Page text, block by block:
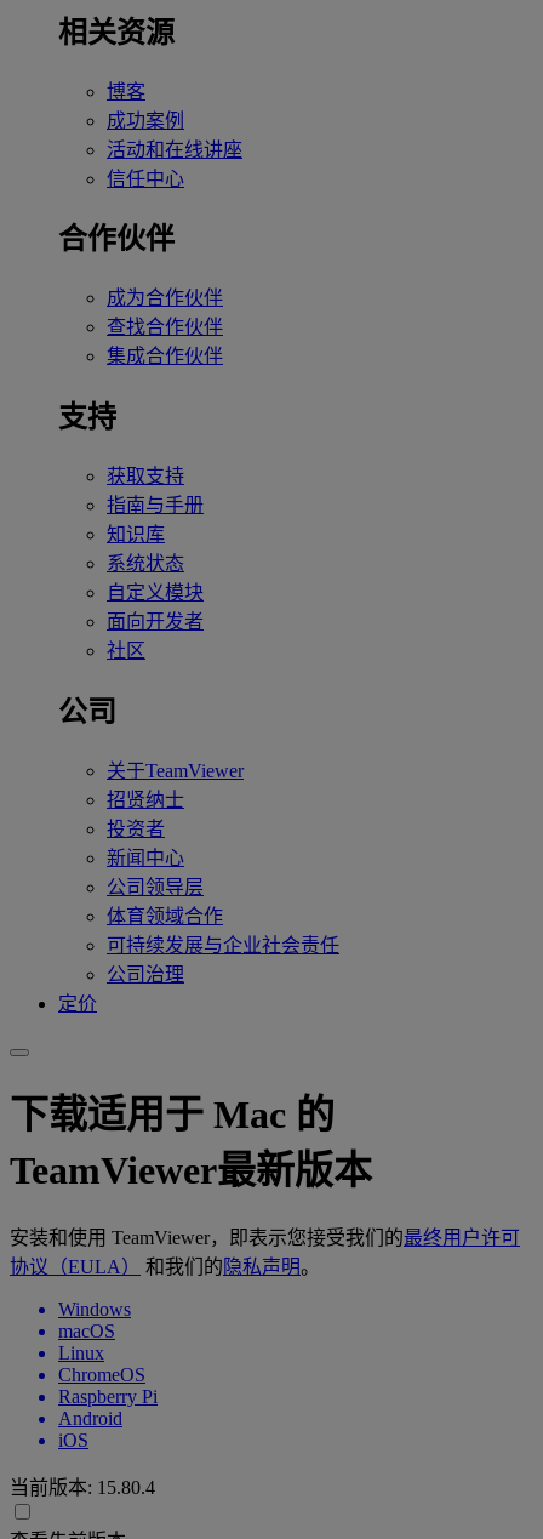
相关资源
博客
成功案例
活动和在线讲座
信任中心
合作伙伴
成为合作伙伴
查找合作伙伴
集成合作伙伴
支持
获取支持
指南与手册
知识库
系统状态
自定义模块
面向开发者
社区
公司
关于TeamViewer
招贤纳士
投资者
新闻中心
公司领导层
体育领域合作
可持续发展与企业社会责任
公司治理
定价
下载适用于 Mac 的
TeamViewer最新版本
安装和使用 TeamViewer，即表示您接受我们的最终用户许可
协议（EULA）
和我们的 隐私声明。
Windows
macOS
Linux
ChromeOS
Raspberry Pi
Android
iOS
当前版本: 15.80.4